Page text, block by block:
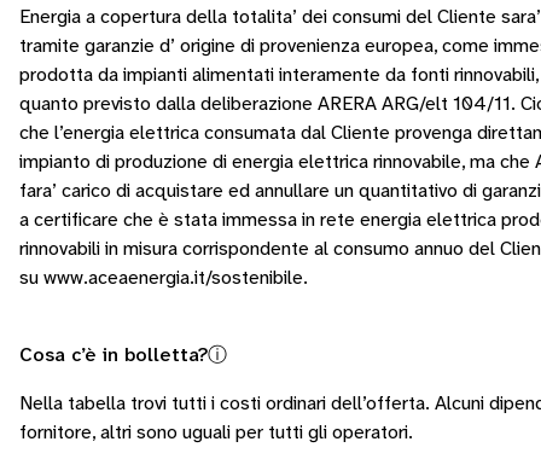
Energia a copertura della totalita’ dei consumi del Cliente
tramite garanzie d’ origine di provenienza europea, come
prodotta da impianti alimentati interamente da fonti rinnovabili,
quanto previsto dalla deliberazione ARERA ARG/elt 104/11.
che l’energia elettrica consumata dal Cliente provenga
impianto di produzione di energia elettrica rinnovabile, ma che
fara’ carico di acquistare ed annullare un quantitativo di
a certificare che è stata immessa in rete energia elettrica
rinnovabili in misura corrispondente al consumo annuo del
su www.aceaenergia.it/sostenibile.
Cosa c’è in bolletta?ⓘ
Nella tabella trovi tutti i costi ordinari dell’offerta. Alcuni
fornitore, altri sono uguali per tutti gli operatori.